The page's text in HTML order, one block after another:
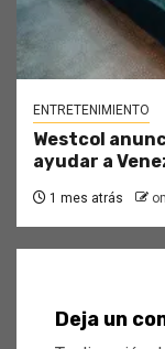
ENTRETENIMIENTO
Westcol
ayudar a
1 mes atrás
Deja un